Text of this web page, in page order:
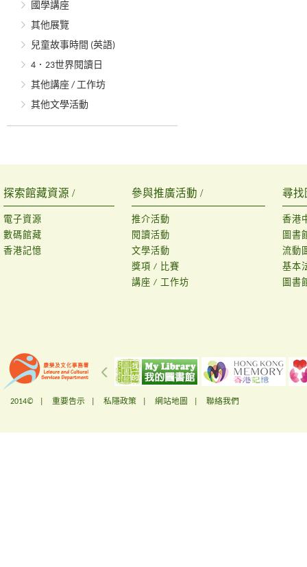
國學講座
其他展覽
兒童故事時間 (英語)
4．23世界閱讀日
其他講座 / 工作坊
其他文學活動
探索館藏資源 /
電子資源
數碼館藏
香港記憶
參與推廣活動 /
推介活動
閱讀活動
文學活動
獎項 / 比賽
講座 / 工作坊
尋找
香港
圖書
流動
基本
圖書
2014© | 重要告示 私隱政策 網站地圖 聯絡我們